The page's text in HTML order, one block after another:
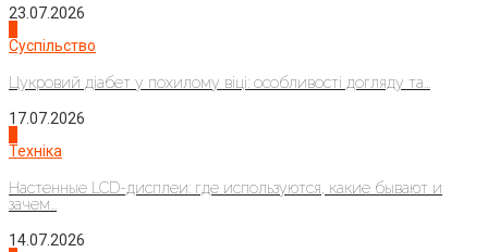
23.07.2026
Суспільство
Цукровий діабет у похилому віці: особливості догляду та...
17.07.2026
Техніка
Настенные LCD-дисплеи: где используются, какие бывают и
зачем...
14.07.2026